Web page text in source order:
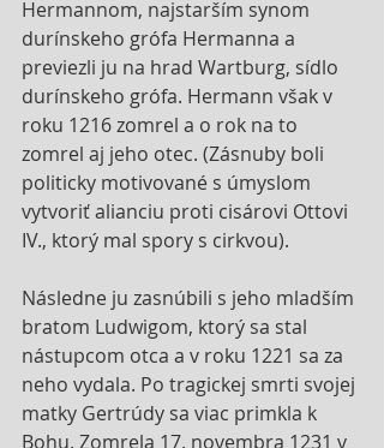
Hermannom, najstarším synom
durínskeho grófa Hermanna a
previezli ju na hrad Wartburg, sídlo
durínskeho grófa. Hermann však v
roku 1216 zomrel a o rok na to
zomrel aj jeho otec. (Zásnuby boli
politicky motivované s úmyslom
vytvoriť alianciu proti cisárovi Ottovi
IV., ktorý mal spory s cirkvou).
Následne ju zasnúbili s jeho mladším
bratom Ludwigom, ktorý sa stal
nástupcom otca a v roku 1221 sa za
neho vydala. Po tragickej smrti svojej
matky Gertrúdy sa viac primkla k
Bohu. Zomrela 17. novembra 1231 v